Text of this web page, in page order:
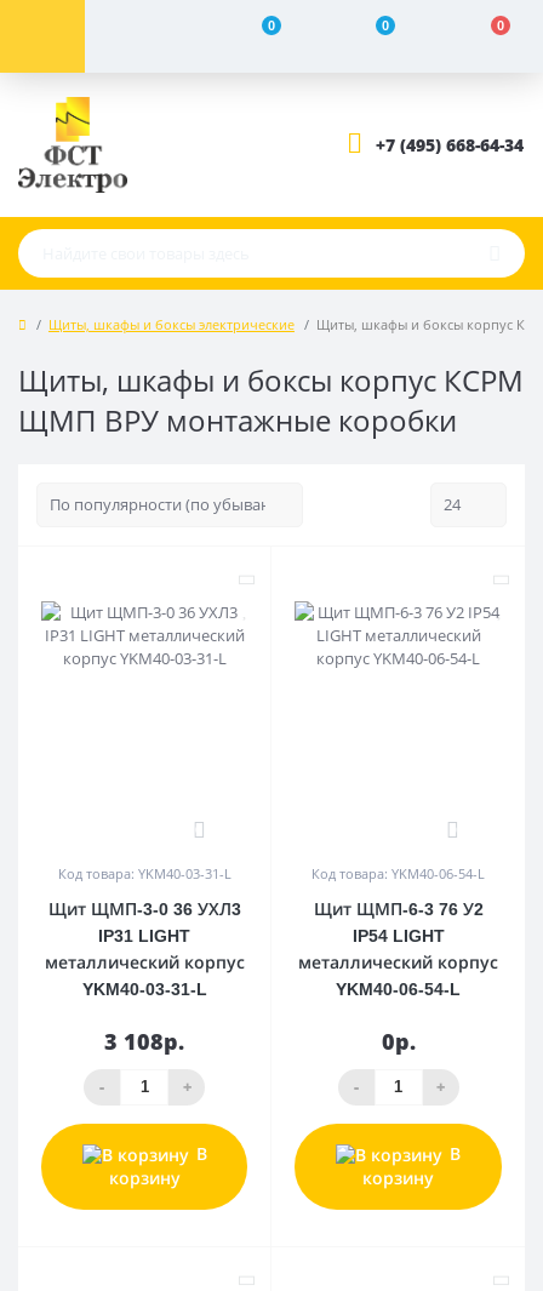
0 0 0
+7 (495) 668-64-34
Щиты, шкафы и боксы электрические Щиты, шкафы и боксы корпус
Щиты, шкафы и боксы корпус КСРМ
ЩМП ВРУ монтажные коробки
0
Код товара: YKM40-03-31-L
Щит ЩМП-3-0 36 УХЛ3
IP31 LIGHT
металлический корпус
YKM40-03-31-L
3 108р.
- +
В
корзину
0
Код товара: YKM40-06-54-L
Щит ЩМП-6-3 76 У2
IP54 LIGHT
металлический корпус
YKM40-06-54-L
0р.
- +
В
корзину